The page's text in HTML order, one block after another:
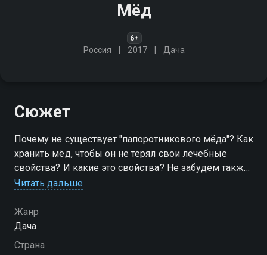
Мёд
6+
Россия 2017 Дача
Сюжет
Почему не существует "папоротникового мёда"? Как
хранить мёд, чтобы он не терял свои лечебные
свойства? И какие это свойства? Не забудем также
о немаловажных "отходах производства" мёда -
и надо ли?
Читать дальше
Жанр
Дача
Страна